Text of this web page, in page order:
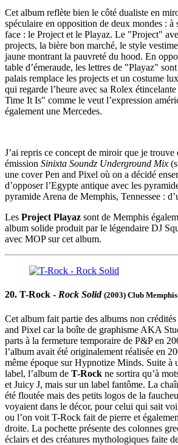
Cet album reflète bien le côté dualiste en
spéculaire en opposition de deux mondes : à
face : le Project et le Playaz. Le "Project"
projects, la bière bon marché, le style
jaune montrant la pauvreté du hood. En
table d’émeraude, les lettres de "Playaz"
palais remplace les projects et un costume
qui regarde l’heure avec sa Rolex
Time It Is" comme le veut l’expression
également une Mercedes.
J’ai repris ce concept de miroir que je
émission Sinixta Soundz Underground Mix
une cover Pen and Pixel où on a décidé
d’opposer l’Egypte antique avec les
pyramide Arena de Memphis, Tennessee :
Les Project Playaz sont de Memphis
album solide produit par le légendaire DJ
avec MOP sur cet album.
20. T-Rock - Rock Solid (2003) Club
Cet album fait partie des albums non
and Pixel car la boîte de graphisme AKA
parts à la fermeture temporaire de P&P en
l’album avait été originalement réalisée en
même époque sur Hypnotize Minds. Suite à
label, l’album de T-Rock ne sortira qu’à
et Juicy J, mais sur un label fantôme. La
été floutée mais des petits logos de la
voyaient dans le décor, pour celui qui sait
ou l’on voit T-Rock fait de pierre et
droite. La pochette présente des colonnes
éclairs et des créatures mythologiques faite